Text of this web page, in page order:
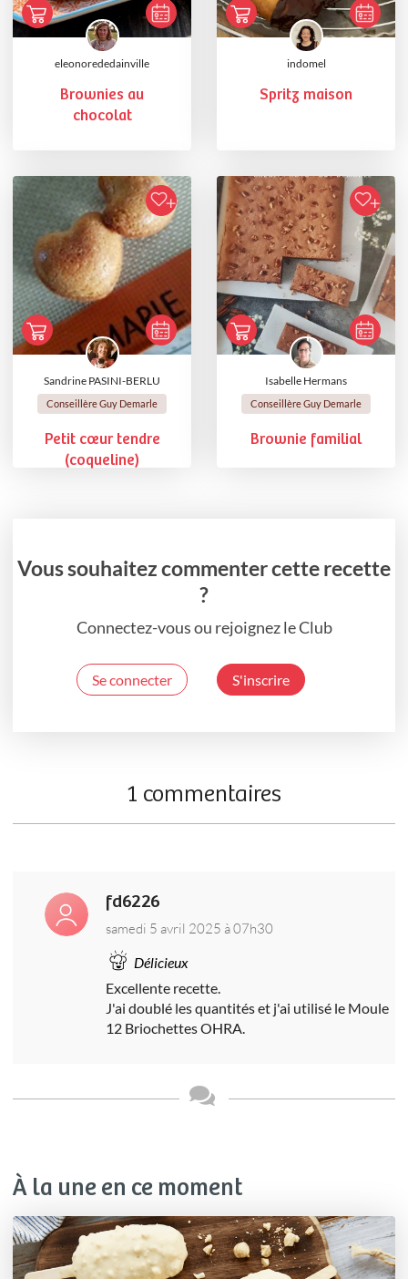
eleonorededainville
Brownies au
chocolat
indomel
Spritz maison
Sandrine PASINI-BERLU
Conseillère Guy Demarle
Petit cœur tendre
(coqueline)
Isabelle Hermans
Conseillère Guy Demarle
Brownie familial
Vous souhaitez commenter cette recette
?
Connectez-vous ou rejoignez le Club
Se connecter S'inscrire
1 commentaires
fd6226
samedi 5 avril 2025 à 07h30
Délicieux
Excellente recette.
J'ai doublé les quantités et j'ai utilisé le Moule
12 Briochettes OHRA.
À la une en ce moment